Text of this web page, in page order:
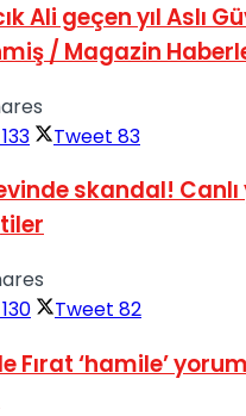
Ali geçen yıl Aslı
/ Magazin
133 Tweet 83
skandal! Canlı
130 Tweet 82
Fırat ‘hamile’